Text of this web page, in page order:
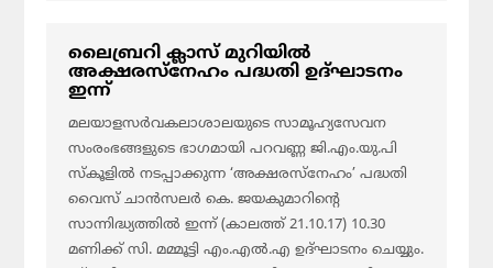
ലൈബ്രറി ക്ലാസ് മുറിയില്‍
അക്ഷരസ്‌നേഹം പദ്ധതി ഉദ്ഘാടനം
ഇന്ന്
മലയാളസര്‍വകലാശാലയുടെ സാമൂഹ്യസേവന
സംരംഭങ്ങളുടെ ഭാഗമായി പറവണ്ണ ജി.എം.യു.പി
സ്‌കൂളില്‍ നടപ്പാക്കുന്ന ‘അക്ഷരസ്‌നേഹം’ പദ്ധതി
വൈസ് ചാന്‍സലര്‍ കെ. ജയകുമാറിന്റെ
സാന്നിദ്ധ്യത്തില്‍ ഇന്ന് (കാലത്ത് 21.10.17) 10.30
മണിക്ക് സി. മമ്മൂട്ടി എം.എല്‍.എ ഉദ്ഘാടനം ചെയ്യും.